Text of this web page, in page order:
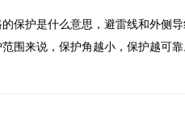
保护是什么意思，避雷线和外侧导
围来说，保护角越小，保护越可靠